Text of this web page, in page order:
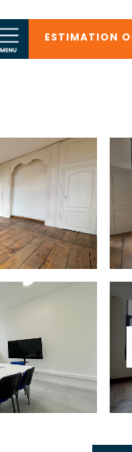
ESTIMATION